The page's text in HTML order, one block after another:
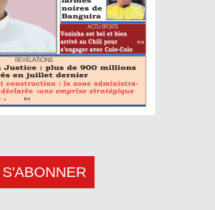
S'ABONNER